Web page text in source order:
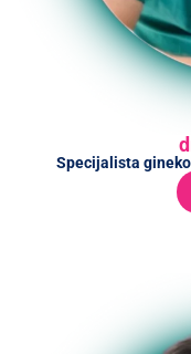
Specijalista